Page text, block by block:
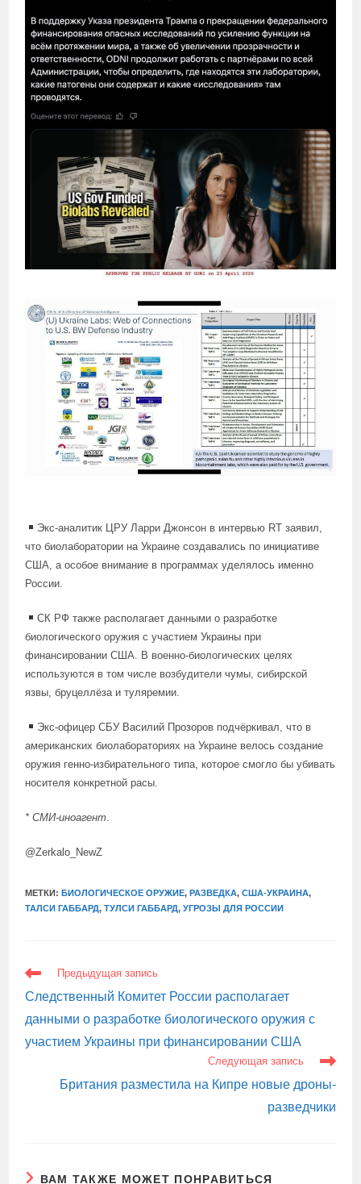
Экс-аналитик ЦРУ Ларри Джонсон в интервью RT заявил,
что биолаборатории на Украине создавались по инициативе
США, а особое внимание в программах уделялось именно
России.
СК РФ также располагает данными о разработке
биологического оружия с участием Украины при
финансировании США. В военно-биологических целях
используются в том числе возбудители чумы, сибирской
язвы, бруцеллёза и туляремии.
Экс-офицер СБУ Василий Прозоров подчёркивал, что в
американских биолабораториях на Украине велось создание
оружия генно-избирательного типа, которое смогло бы убивать
носителя конкретной расы.
* СМИ-иноагент
@Zerkalo_NewZ
МЕТКИ:БИОЛОГИЧЕСКОЕ ОРУЖИЕ, РАЗВЕДКА, США-УКРАИНА,
ТАЛСИ ГАББАРД, ТУЛСИ ГАББАРД, УГРОЗЫ ДЛЯ РОССИИ
ЕЩЕ
СТАТЬИ
Предыдущая запись
Следственный Комитет России располагает
данными о разработке биологического оружия с
участием Украины при финансировании США
Следующая запись
Британия разместила на Кипре новые дроны-
разведчики
ВАМ ТАКЖЕ МОЖЕТ ПОНРАВИТЬСЯ